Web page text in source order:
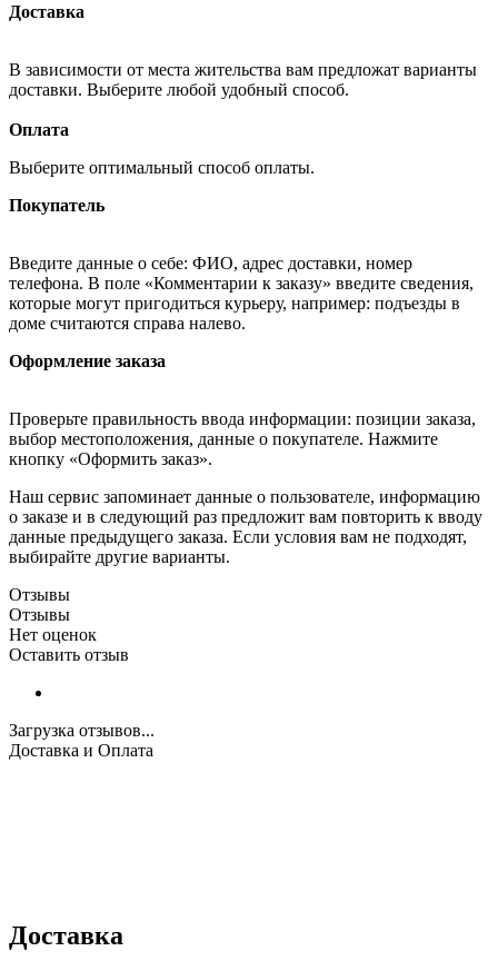
Доставка
В зависимости от места жительства вам предложат варианты
доставки. Выберите любой удобный способ.
Оплата
Выберите оптимальный способ оплаты.
Покупатель
Введите данные о себе: ФИО, адрес доставки, номер
телефона. В поле «Комментарии к заказу» введите сведения,
которые могут пригодиться курьеру, например: подъезды в
доме считаются справа налево.
Оформление заказа
Проверьте правильность ввода информации: позиции заказа,
выбор местоположения, данные о покупателе. Нажмите
кнопку «Оформить заказ».
Наш сервис запоминает данные о пользователе, информацию
о заказе и в следующий раз предложит вам повторить к вводу
данные предыдущего заказа. Если условия вам не подходят,
выбирайте другие варианты.
Отзывы
Отзывы
Нет оценок
Оставить отзыв
Загрузка отзывов...
Доставка и Оплата
Доставка